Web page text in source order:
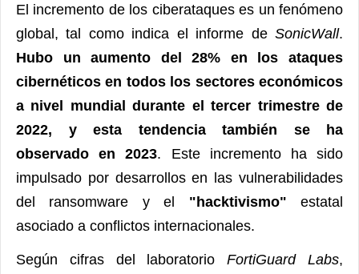
El incremento de los ciberataques es un fenómeno
global, tal como indica el informe de SonicWall.
Hubo un aumento del 28% en los ataques
cibernéticos en todos los sectores económicos
a nivel mundial durante el tercer trimestre de
2022, y esta tendencia también se ha
observado en 2023. Este incremento ha sido
impulsado por desarrollos en las vulnerabilidades
del ransomware y el "hacktivismo" estatal
asociado a conflictos internacionales.
Según cifras del laboratorioFortiGuard Labs,